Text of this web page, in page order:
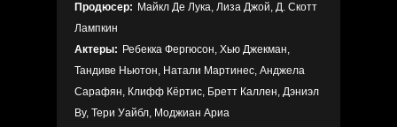
Продюсер: Майкл Де Лука, Лиза Джой, Д. Скотт
Лампкин
Актеры: Ребекка Фергюсон, Хью Джекман,
Тандиве Ньютон, Натали Мартинес, Анджела
Сарафян, Клифф Кёртис, Бретт Каллен, Дэниэл
Ву, Тери Уайбл, Моджиан Ариа